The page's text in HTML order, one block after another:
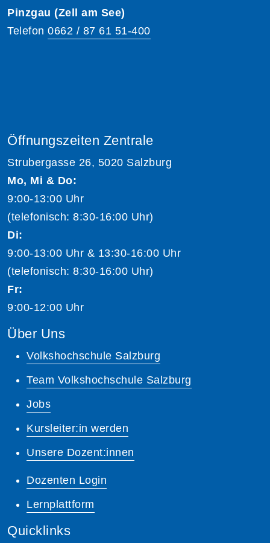
Pinzgau (Zell am See)
Telefon 0662 / 87 61 51-400
Öffnungszeiten Zentrale
Strubergasse 26, 5020 Salzburg
Mo, Mi & Do:
9:00-13:00 Uhr
(telefonisch: 8:30-16:00 Uhr)
Di:
9:00-13:00 Uhr & 13:30-16:00 Uhr
(telefonisch: 8:30-16:00 Uhr)
Fr:
9:00-12:00 Uhr
Über Uns
Volkshochschule Salzburg
Team Volkshochschule Salzburg
Jobs
Kursleiter:in werden
Unsere Dozent:innen
Dozenten Login
Lernplattform
Quicklinks